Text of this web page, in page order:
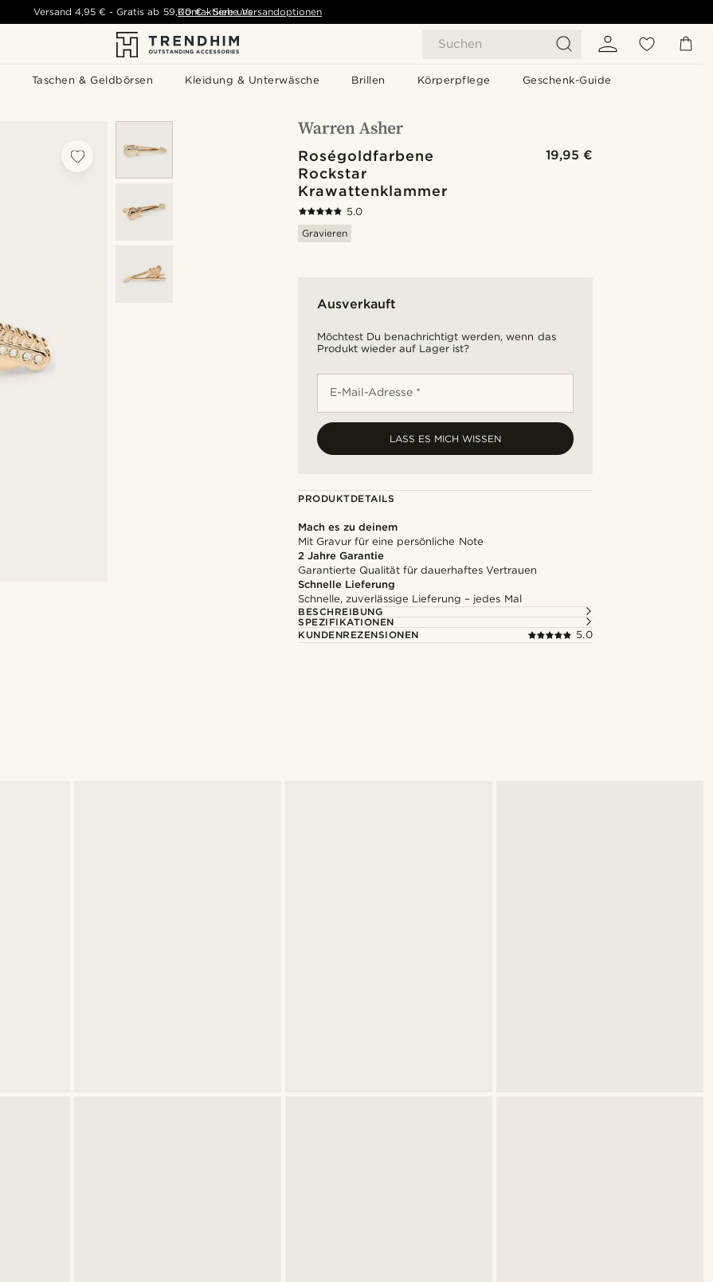
Suchen
Taschen & Geldbörsen Kleidung & Unterwäsche Brillen Körperpflege Geschenk-Guide
Versand 4,95 € -Gratis ab 59,00 € - Siehe Versandoptionen
Kontaktiere uns
Roségoldfarbene
Rockstar
Krawattenklammer
19,95 €
5.0
Gravieren
Ausverkauft
Möchtest Du benachrichtigt werden, wenn das
Produkt wieder auf Lager ist?
E-Mail-Adresse *
LASS ES MICH WISSEN
PRODUKTDETAILS
Mach es zu deinem
Mit Gravur für eine persönliche Note
2 Jahre Garantie
Garantierte Qualität für dauerhaftes Vertrauen
Schnelle Lieferung
Schnelle, zuverlässige Lieferung – jedes Mal
BESCHREIBUNG
SPEZIFIKATIONEN
KUNDENREZENSIONEN
5.0